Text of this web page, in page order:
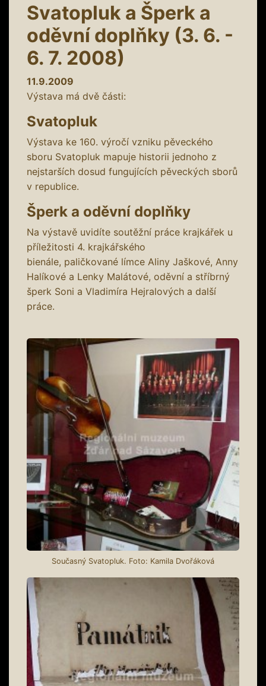
Svatopluk a Šperk a
oděvní doplňky (3. 6. -
6. 7. 2008)
11.9.2009
Výstava má dvě části:
Svatopluk
Výstava ke 160. výročí vzniku pěveckého
sboru Svatopluk mapuje historii jednoho z
nejstarších dosud fungujících pěveckých sborů
v republice.
Šperk a oděvní doplňky
Na výstavě uvidíte soutěžní práce krajkářek u
příležitosti 4. krajkářského
bienále, paličkované límce Aliny Jaškové, Anny
Halíkové a Lenky Malátové, oděvní a stříbrný
šperk Soni a Vladimíra Hejralových a další
práce.
Současný Svatopluk. Foto: Kamila Dvořáková